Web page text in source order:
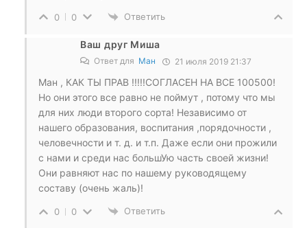
0 0 Ответить
Ваш друг Миша
Ответ для Ман 21 июля 2019 21:37
Ман , КАК ТЫ ПРАВ !!!!!СОГЛАСЕН НА ВСЕ 100500!
Но они этого все равно не поймут , потому что мы
для них люди второго сорта! Независимо от
нашего образования, воспитания ,порядочности ,
человечности и т. д. и т.п. Даже если они прожили
с нами и среди нас большУю часть своей жизни!
Они равняют нас по нашему руководящему
составу (очень жаль)!
0 0 Ответить